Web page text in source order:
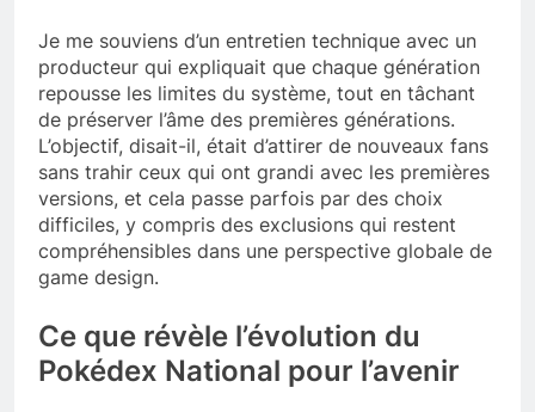
Je me souviens d’un entretien technique avec un
producteur qui expliquait que chaque génération
repousse les limites du système, tout en tâchant
de préserver l’âme des premières générations.
L’objectif, disait-il, était d’attirer de nouveaux fans
sans trahir ceux qui ont grandi avec les premières
versions, et cela passe parfois par des choix
difficiles, y compris des exclusions qui restent
compréhensibles dans une perspective globale de
game design.
Ce que révèle l’évolution du
Pokédex National pour l’avenir